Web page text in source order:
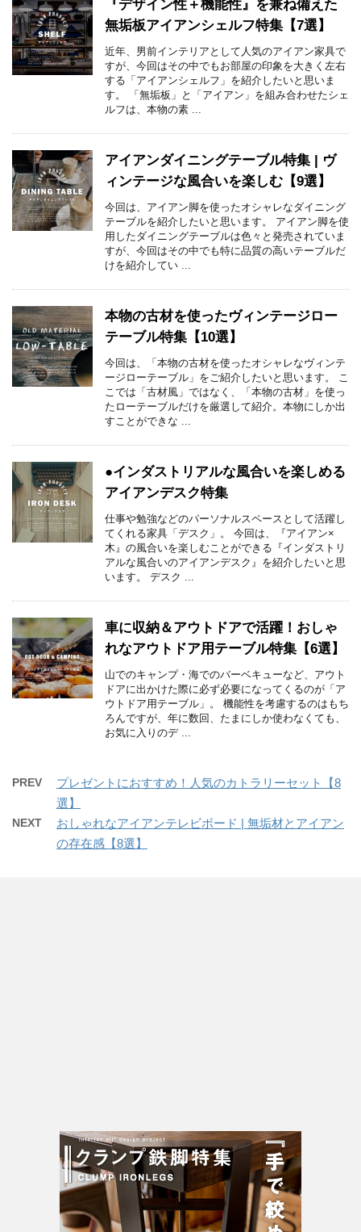
『デザイン性＋機能性』を兼ね備えた
無垢板アイアンシェルフ特集【7選】
近年、男前インテリアとして人気のアイアン家具で
すが、今回はその中でもお部屋の印象を大きく左右
する「アイアンシェルフ」を紹介したいと思いま
す。 「無垢板」と「アイアン」を組み合わせたシェ
ルフは、本物の素 ...
アイアンダイニングテーブル特集 | ヴ
ィンテージな風合いを楽しむ【9選】
今回は、アイアン脚を使ったオシャレなダイニング
テーブルを紹介したいと思います。 アイアン脚を使
用したダイニングテーブルは色々と発売されていま
すが、今回はその中でも特に品質の高いテーブルだ
けを紹介してい ...
本物の古材を使ったヴィンテージロー
テーブル特集【10選】
今回は、「本物の古材を使ったオシャレなヴィンテ
ージローテーブル」をご紹介したいと思います。 こ
こでは「古材風」ではなく、「本物の古材」を使っ
たローテーブルだけを厳選して紹介。本物にしか出
すことができな ...
●インダストリアルな風合いを楽しめる
アイアンデスク特集
仕事や勉強などのパーソナルスペースとして活躍し
てくれる家具「デスク」。 今回は、『アイアン×
木』の風合いを楽しむことができる『インダストリ
アルな風合いのアイアンデスク』を紹介したいと思
います。 デスク ...
車に収納＆アウトドアで活躍！おしゃ
れなアウトドア用テーブル特集【6選】
山でのキャンプ・海でのバーベキューなど、アウト
ドアに出かけた際に必ず必要になってくるのが「ア
ウトドア用テーブル」。 機能性を考慮するのはもち
ろんですが、年に数回、たまにしか使わなくても、
お気に入りのデ ...
PREV
プレゼントにおすすめ！人気のカトラリーセット【8
選】
NEXT
おしゃれなアイアンテレビボード | 無垢材とアイアン
の存在感【8選】